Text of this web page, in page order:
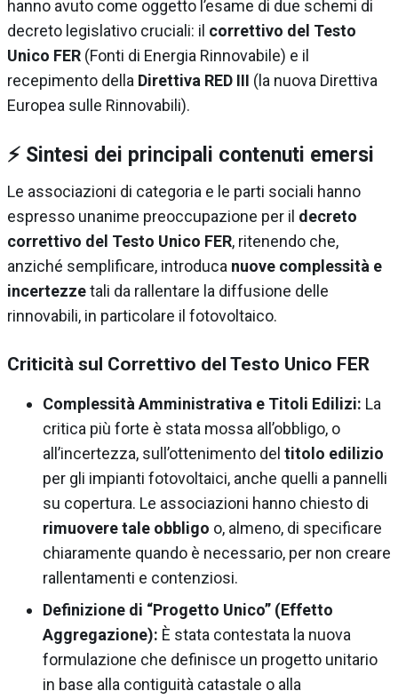
hanno avuto come oggetto l’esame di due schemi di
decreto legislativo cruciali: il correttivo del Testo
Unico FER (Fonti di Energia Rinnovabile) e il
recepimento della Direttiva RED III (la nuova Direttiva
Europea sulle Rinnovabili).
⚡️ Sintesi dei principali contenuti emersi
Le associazioni di categoria e le parti sociali hanno
espresso unanime preoccupazione per il decreto
correttivo del Testo Unico FER, ritenendo che,
anziché semplificare, introduca nuove complessità e
incertezzetali da rallentare la diffusione delle
rinnovabili, in particolare il fotovoltaico.
Criticità sul Correttivo del Testo Unico FER
Complessità Amministrativa e Titoli Edilizi: La
critica più forte è stata mossa all’obbligo, o
all’incertezza, sull’ottenimento del titolo edilizio
per gli impianti fotovoltaici, anche quelli a pannelli
su copertura. Le associazioni hanno chiesto di
rimuovere tale obbligo o, almeno, di specificare
chiaramente quando è necessario, per non creare
rallentamenti e contenziosi.
Definizione di “Progetto Unico” (Effetto
Aggregazione): È stata contestata la nuova
formulazione che definisce un progetto unitario
in base alla contiguità catastale o alla